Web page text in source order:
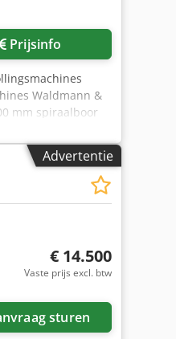
Prijsinfo
Waldmann &
mm spiraalboor
Economy
- 2580 tpm
Advertentie
€ 14.500
Vaste prijs excl. btw
sturen